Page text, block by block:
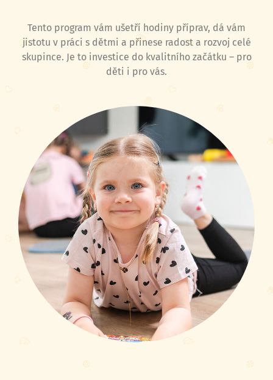
Tento program vám ušetří hodiny příprav, dá vám
jistotu v práci s dětmi a přinese radost a rozvoj celé
skupince. Je to investice do kvalitního začátku – pro
děti i pro vás.